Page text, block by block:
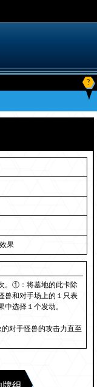
?
效果
。①：将墓地的此卡除
兽和对手场上的１只表
选择１个发动。
对手怪兽的攻击力直至